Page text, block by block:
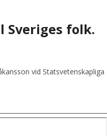
Sveriges folk.
vid Statsvetenskapliga